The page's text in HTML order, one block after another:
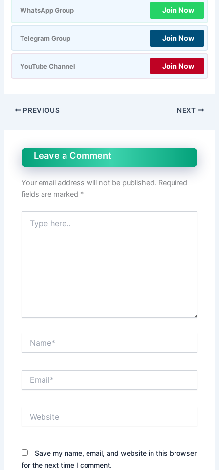
WhatsApp Group Join Now
Telegram Group Join Now
YouTube Channel Join Now
PREVIOUS NEXT
Leave a Comment
Your email address will not be published. Required
fields are marked *
here..
Save my name, email, and website in this browser
for the next time I comment.